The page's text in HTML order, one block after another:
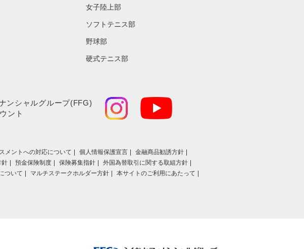
女子陸上部
ソフトテニス部
野球部
硬式テニス部
ンシャルグループ(FFG)
ント
メントへの対応について 個人情報保護宣言
金融商品勧誘方針
針 預金保険制度 保険募集指針
外国為替取引に関する取組方針
ついて マルチステークホルダー方針
本サイトのご利用にあたって